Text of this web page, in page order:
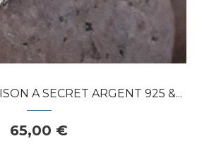
A SECRET ARGENT 925 &...
65,00 €